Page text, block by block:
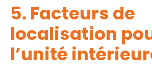
5. Facteurs de
localisation
l’unité